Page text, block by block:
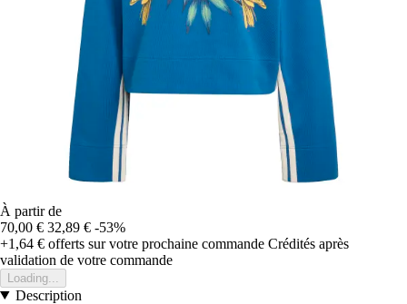
À partir de
70,00 € 32,89 € -53%
+1,64 € offerts sur votre prochaine commande Crédités après
validation de votre commande
Loading...
Description